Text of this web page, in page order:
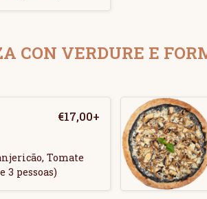
CON VERDURE E
€17,00+
Tomate
3 pessoas)